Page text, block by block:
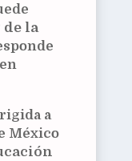
de la
a
México